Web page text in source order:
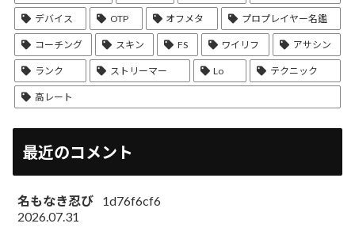
デバイス OTP オフメタ プロプレイヤー名鑑
コーチング スキン FS ワイリフ アサシン
ランク ストリーマー Lo テクニック
高レート
最近のコメント
名もなき忍び
1d76f6cf6
2026.07.31